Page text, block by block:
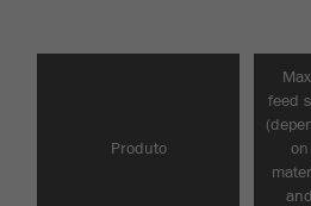
Este cookie informa
logado no O Typo3
de administrador.
que um visitante
vida cookie
2 anos
Produto
feed
on
and